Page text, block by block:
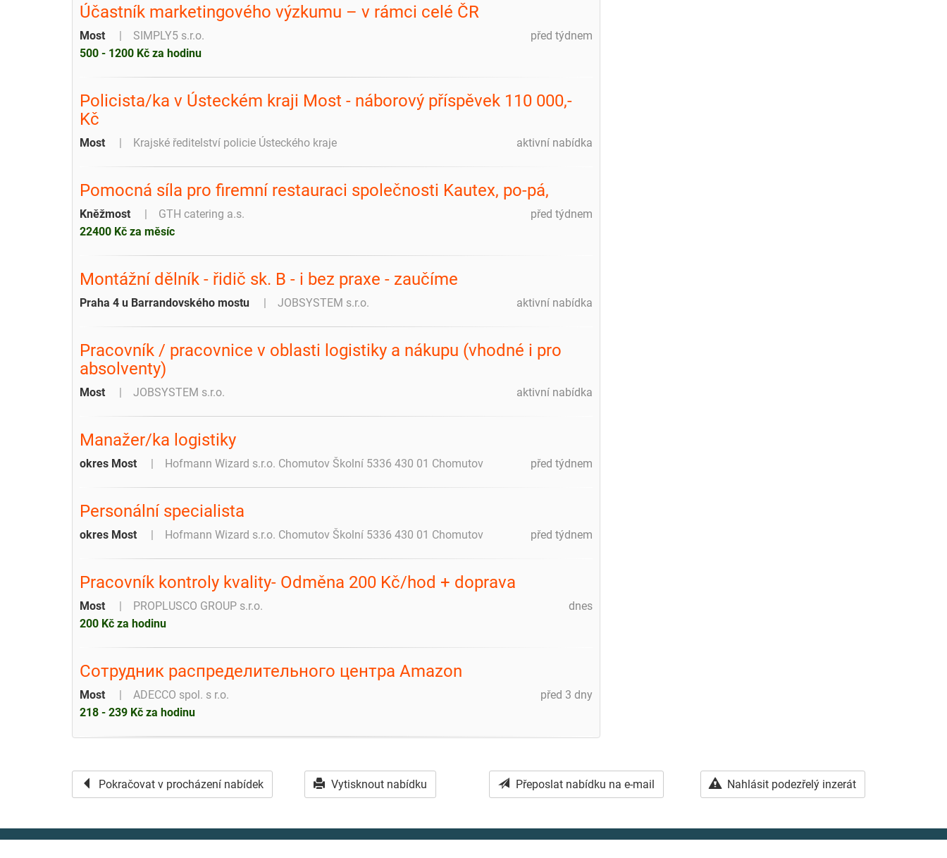
Účastník marketingového výzkumu – v rámci celé ČR
před týdnem
Most
SIMPLY5 s.r.o.
500 - 1200 Kč za hodinu
Policista/ka v Ústeckém kraji Most - náborový příspěvek 110 000,-
Kč
aktivní nabídka
Most Krajské ředitelství policie Ústeckého kraje
Pomocná síla pro firemní restauraci společnosti Kautex, po-pá,
před týdnem
Kněžmost
GTH catering a.s.
22400 Kč za měsíc
Montážní dělník - řidič sk. B - i bez praxe - zaučíme
aktivní nabídka
Praha 4 u Barrandovského mostu JOBSYSTEM s.r.o.
Pracovník / pracovnice v oblasti logistiky a nákupu (vhodné i pro
absolventy)
aktivní nabídka
Most JOBSYSTEM s.r.o.
Manažer/ka logistiky
před týdnem
okres Most Hofmann Wizard s.r.o. Chomutov Školní 5336 430 01 Chomutov
Personální specialista
před týdnem
okres Most Hofmann Wizard s.r.o. Chomutov Školní 5336 430 01 Chomutov
Pracovník kontroly kvality- Odměna 200 Kč/hod + doprava
dnes
Most
PROPLUSCO GROUP s.r.o.
200 Kč za hodinu
Сотрудник распределительного центра Amazon
před 3 dny
Most
ADECCO spol. s r.o.
218 - 239 Kč za hodinu
Pokračovat v procházení nabídek Vytisknout nabídku Přeposlat nabídku na e-mail Nahlásit podezřelý inzerát